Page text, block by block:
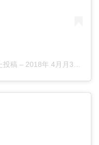
投稿 – 2018年 4月月3日午前2時17分PDT